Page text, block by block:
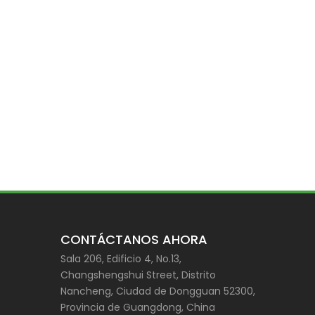
CONTÁCTANOS AHORA
Sala 206, Edificio 4, No.13,
Changshengshui Street, Distrito
Nancheng, Ciudad de Dongguan 52300,
Provincia de Guangdong, China